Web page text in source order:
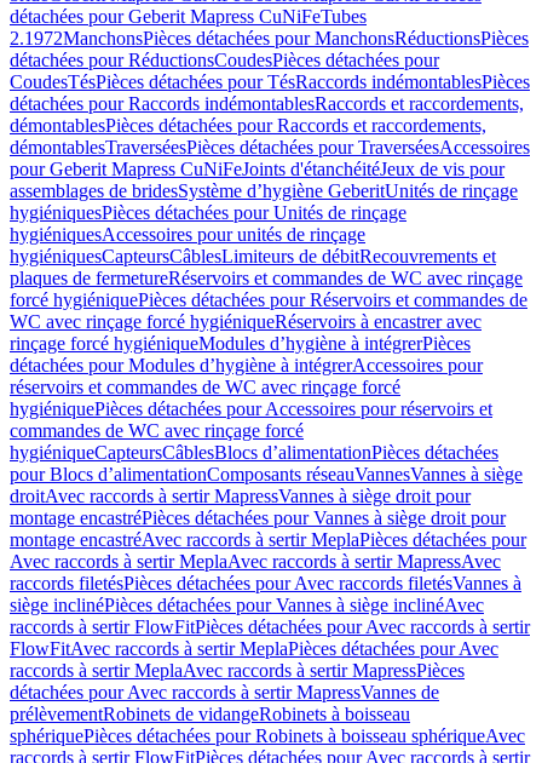
détachées pour Geberit Mapress CuNiFeTubes
2.1972ManchonsPièces détachées pour ManchonsRéductionsPièces
détachées pour RéductionsCoudesPièces détachées pour
CoudesTésPièces détachées pour TésRaccords indémontablesPièces
détachées pour Raccords indémontablesRaccords et raccordements,
démontablesPièces détachées pour Raccords et raccordements,
démontablesTraverséesPièces détachées pour TraverséesAccessoires
pour Geberit Mapress CuNiFeJoints d'étanchéitéJeux de vis pour
assemblages de bridesSystème d’hygiène GeberitUnités de rinçage
hygiéniquesPièces détachées pour Unités de rinçage
hygiéniquesAccessoires pour unités de rinçage
hygiéniquesCapteursCâblesLimiteurs de débitRecouvrements et
plaques de fermetureRéservoirs et commandes de WC avec rinçage
forcé hygiéniquePièces détachées pour Réservoirs et commandes de
WC avec rinçage forcé hygiéniqueRéservoirs à encastrer avec
rinçage forcé hygiéniqueModules d’hygiène à intégrerPièces
détachées pour Modules d’hygiène à intégrerAccessoires pour
réservoirs et commandes de WC avec rinçage forcé
hygiéniquePièces détachées pour Accessoires pour réservoirs et
commandes de WC avec rinçage forcé
hygiéniqueCapteursCâblesBlocs d’alimentationPièces détachées
pour Blocs d’alimentationComposants réseauVannesVannes à siège
droitAvec raccords à sertir MapressVannes à siège droit pour
montage encastréPièces détachées pour Vannes à siège droit pour
montage encastréAvec raccords à sertir MeplaPièces détachées pour
Avec raccords à sertir MeplaAvec raccords à sertir MapressAvec
raccords filetésPièces détachées pour Avec raccords filetésVannes à
siège inclinéPièces détachées pour Vannes à siège inclinéAvec
raccords à sertir FlowFitPièces détachées pour Avec raccords à sertir
FlowFitAvec raccords à sertir MeplaPièces détachées pour Avec
raccords à sertir MeplaAvec raccords à sertir MapressPièces
détachées pour Avec raccords à sertir MapressVannes de
prélèvementRobinets de vidangeRobinets à boisseau
sphériquePièces détachées pour Robinets à boisseau sphériqueAvec
raccords à sertir FlowFitPièces détachées pour Avec raccords à sertir